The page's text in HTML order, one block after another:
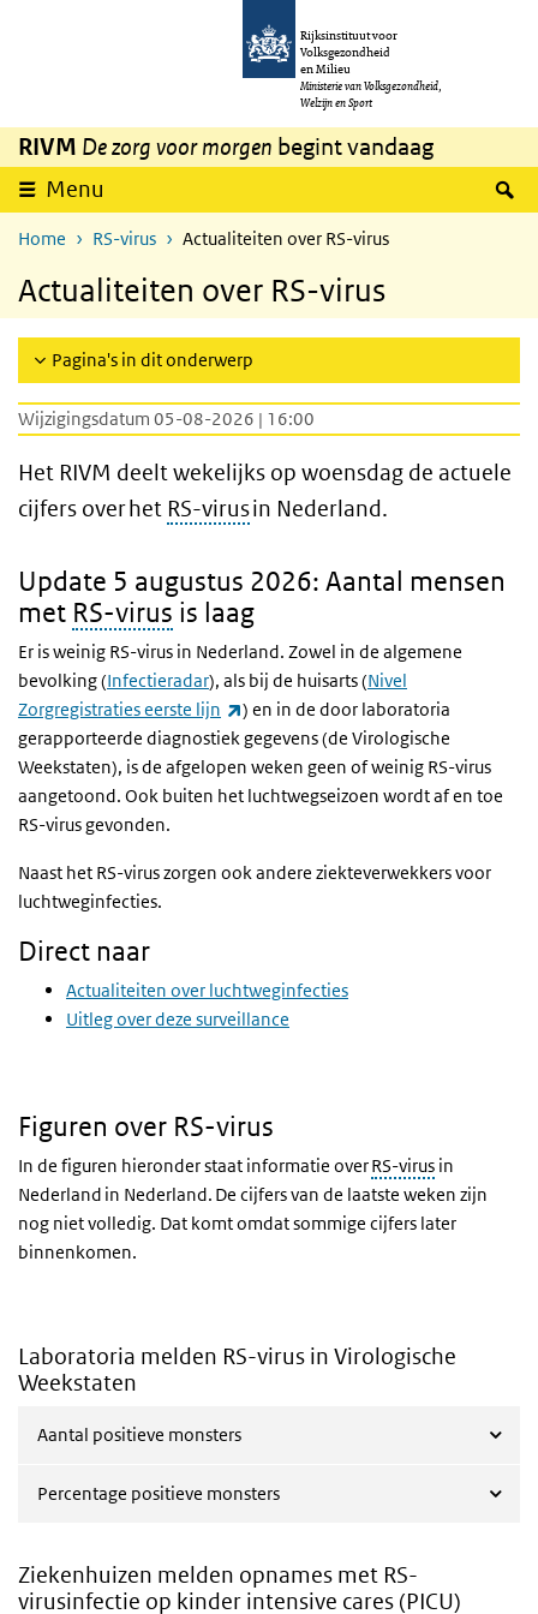
Overslaan en naar de inhoud gaan
Rijksinstituut voor
Volksgezondheid
en Milieu
Ministerie van Volksgezondheid,
Welzijn en Sport
RIVM De zorg voor morgen begint vandaag
Menu
Home RS-virus Actualiteiten over RS-virus
Actualiteiten over RS-virus
Pagina's in dit onderwerp
Wijzigingsdatum 05-08-2026 | 16:00
Het RIVM deelt wekelijks op woensdag de actuele
cijfers over het RS-virusin Nederland.
Update 5 augustus 2026: Aantal mensen
met RS-virus is laag
Er is weinig RS-virus in Nederland. Zowel in de algemene
bevolking (Infectieradar), als bij de huisarts (Nivel
Zorgregistraties eerste lijn
(externe link)
) en in de door laboratoria
gerapporteerde diagnostiek gegevens (de Virologische
Weekstaten), is de afgelopen weken geen of weinig RS-virus
aangetoond. Ook buiten het luchtwegseizoen wordt af en toe
RS-virus gevonden.
Naast het RS-virus zorgen ook andere ziekteverwekkers voor
luchtweginfecties.
Direct naar
Actualiteiten over luchtweginfecties
Uitleg over deze surveillance
Figuren over RS-virus
In de figuren hieronder staat informatie overRS-virus in
Nederland in Nederland. De cijfers van de laatste weken zijn
nog niet volledig. Dat komt omdat sommige cijfers later
binnenkomen.
Laboratoria melden RS-virus in Virologische
Weekstaten
Aantal positieve monsters
Percentage positieve monsters
Ziekenhuizen melden opnames met RS-
virusinfectie op kinder intensive cares (PICU)